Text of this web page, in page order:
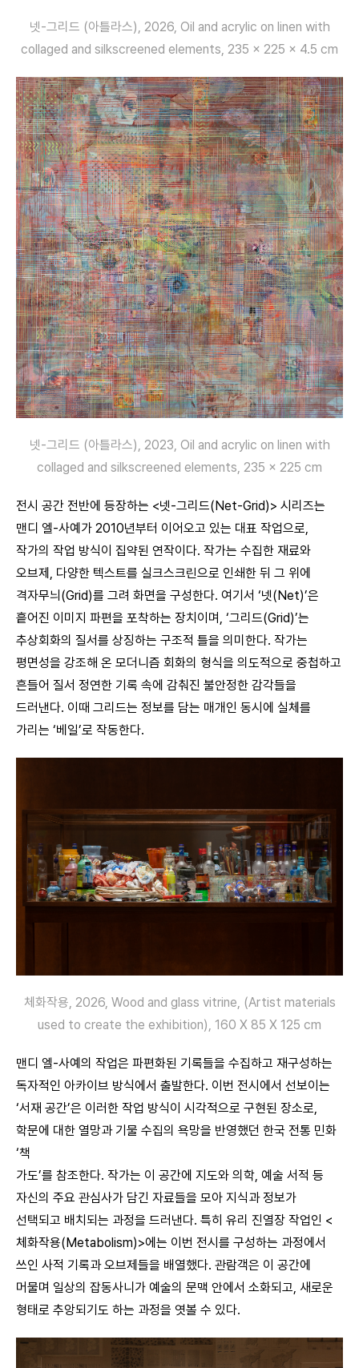
넷-그리드 (아틀라스), 2026, Oil and acrylic on linen with
collaged and silkscreened elements, 235 x 225 x 4.5 cm
넷-그리드 (아틀라스), 2023, Oil and acrylic on linen with
collaged and silkscreened elements, 235 x 225 cm
전시 공간 전반에 등장하는 <넷-그리드(Net-Grid)> 시리즈는
맨디 엘-사예가 2010년부터 이어오고 있는 대표 작업으로,
작가의 작업 방식이 집약된 연작이다. 작가는 수집한 재료와
오브제, 다양한 텍스트를 실크스크린으로 인쇄한 뒤 그 위에
격자무늬(Grid)를 그려 화면을 구성한다. 여기서 ‘넷(Net)’은
흩어진 이미지 파편을 포착하는 장치이며, ‘그리드(Grid)’는
추상회화의 질서를 상징하는 구조적 틀을 의미한다. 작가는
평면성을 강조해 온 모더니즘 회화의 형식을 의도적으로 중첩하고
흔들어 질서 정연한 기록 속에 감춰진 불안정한 감각들을
드러낸다. 이때 그리드는 정보를 담는 매개인 동시에 실체를
가리는 ‘베일’로 작동한다.
체화작용, 2026, Wood and glass vitrine, (Artist materials
used to create the exhibition), 160 X 85 X 125 cm
맨디 엘-사예의 작업은 파편화된 기록들을 수집하고 재구성하는
독자적인 아카이브 방식에서 출발한다. 이번 전시에서 선보이는
‘서재 공간’은 이러한 작업 방식이 시각적으로 구현된 장소로,
학문에 대한 열망과 기물 수집의 욕망을 반영했던 한국 전통 민화
‘책
가도’를 참조한다. 작가는 이 공간에 지도와 의학, 예술 서적 등
자신의 주요 관심사가 담긴 자료들을 모아 지식과 정보가
선택되고 배치되는 과정을 드러낸다. 특히 유리 진열장 작업인 <
체화작용(Metabolism)>에는 이번 전시를 구성하는 과정에서
쓰인 사적 기록과 오브제들을 배열했다. 관람객은 이 공간에
머물며 일상의 잡동사니가 예술의 문맥 안에서 소화되고, 새로운
형태로 추앙되기도 하는 과정을 엿볼 수 있다.